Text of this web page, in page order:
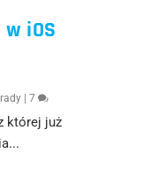
iOS
|7
której już